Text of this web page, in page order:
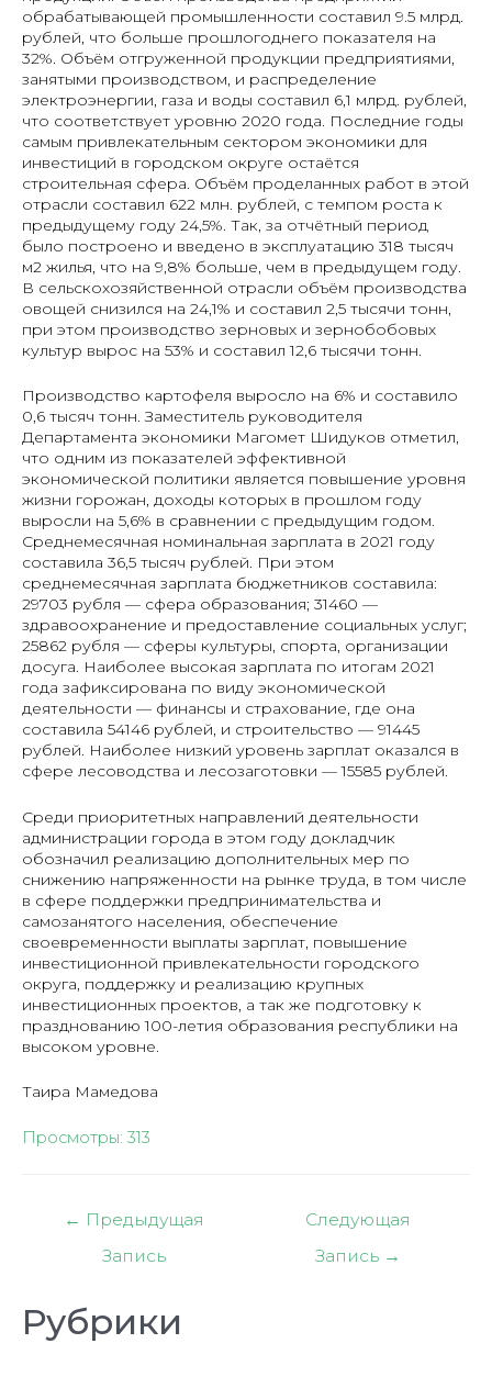
обрабатывающей промышленности составил 9.5 млрд.
рублей, что больше прошлогоднего показателя на
32%. Объём отгруженной продукции предприятиями,
занятыми производством, и распределение
электроэнергии, газа и воды составил 6,1 млрд. рублей,
что соответствует уровню 2020 года. Последние годы
самым привлекательным сектором экономики для
инвестиций в городском округе остаётся
строительная сфера. Объём проделанных работ в этой
отрасли составил 622 млн. рублей, с темпом роста к
предыдущему году 24,5%. Так, за отчётный период
было построено и введено в эксплуатацию 318 тысяч
м2 жилья, что на 9,8% больше, чем в предыдущем году.
В сельскохозяйственной отрасли объём производства
овощей снизился на 24,1% и составил 2,5 тысячи тонн,
при этом производство зерновых и зернобобовых
культур вырос на 53% и составил 12,6 тысячи тонн.
Производство картофеля выросло на 6% и составило
0,6 тысяч тонн. Заместитель руководителя
Департамента экономики Магомет Шидуков отметил,
что одним из показателей эффективной
экономической политики является повышение уровня
жизни горожан, доходы которых в прошлом году
выросли на 5,6% в сравнении с предыдущим годом.
Среднемесячная номинальная зарплата в 2021 году
составила 36,5 тысяч рублей. При этом
среднемесячная зарплата бюджетников составила:
29703 рубля — сфера образования; 31460 —
здравоохранение и предоставление социальных услуг;
25862 рубля — сферы культуры, спорта, организации
досуга. Наиболее высокая зарплата по итогам 2021
года зафиксирована по виду экономической
деятельности — финансы и страхование, где она
составила 54146 рублей, и строительство — 91445
рублей. Наиболее низкий уровень зарплат оказался в
сфере лесоводства и лесозаготовки — 15585 рублей.
Среди приоритетных направлений деятельности
администрации города в этом году докладчик
обозначил реализацию дополнительных мер по
снижению напряженности на рынке труда, в том числе
в сфере поддержки предпринимательства и
самозанятого населения, обеспечение
своевременности выплаты зарплат, повышение
инвестиционной привлекательности городского
округа, поддержку и реализацию крупных
инвестиционных проектов, а так же подготовку к
празднованию 100-летия образования республики на
высоком уровне.
Таира Мамедова
Просмотры: 313
Навигация
← Предыдущая
Запись
Следующая
Запись →
Рубрики